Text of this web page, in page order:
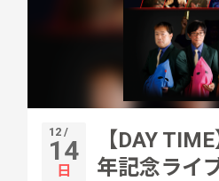
12 /
14
日
【DAY
年記念ライ